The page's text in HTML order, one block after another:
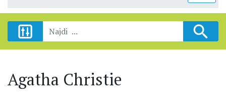
Agatha Christie